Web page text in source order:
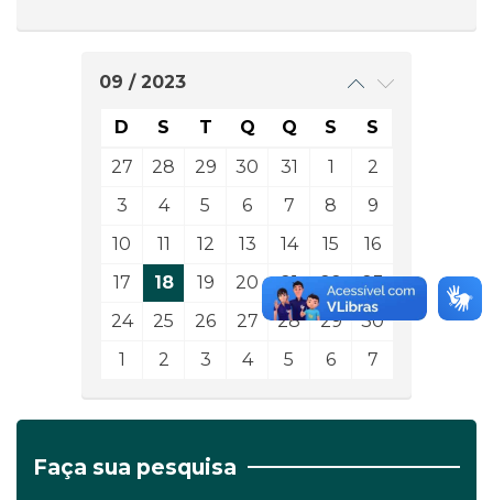
09 / 2023
D S T Q Q S
S
27
28 29 30 31 1
2
3
4 5 6 7 8
9
10
11 12 13 14 15
16
17
18 19 20 21 22
23
24
25 26 27 28 29
30
1
2 3 4 5 6 7
Faça sua pesquisa